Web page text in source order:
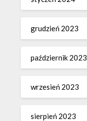
grudzień 2023
październik 2023
wrzesień 2023
sierpień 2023